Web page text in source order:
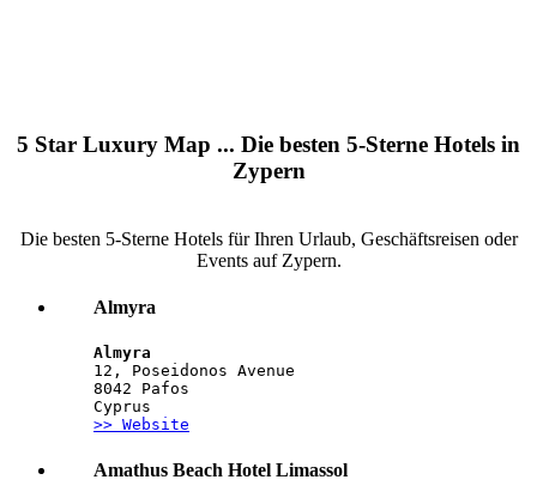
5 Star Luxury Map ... Die besten 5-Sterne Hotels in
Zypern
Die besten 5-Sterne Hotels für Ihren Urlaub, Geschäftsreisen oder
Events auf Zypern.
Almyra
Almyra
12, Poseidonos Avenue
8042 Pafos
Cyprus
>> Website
Amathus Beach Hotel Limassol